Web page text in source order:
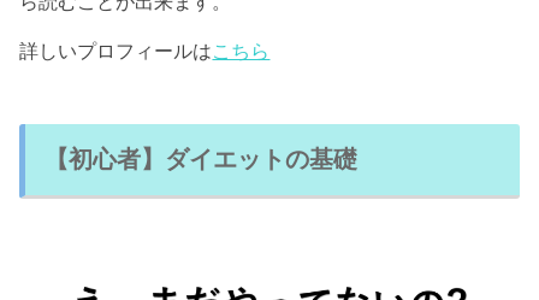
詳しいプロフィールは こちら
【初心者】ダイエットの基礎